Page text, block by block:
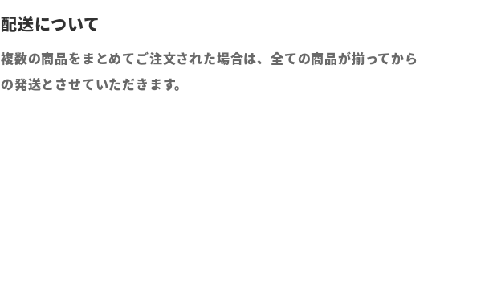
複数の商品をまとめてご注文された場合は、全ての商品が揃ってから
の発送とさせていただきます。